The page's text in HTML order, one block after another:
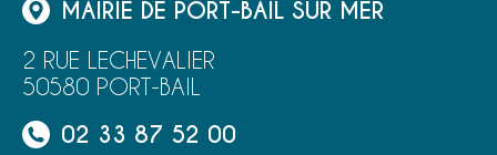
MAIRIE DE PORT-BAIL SUR MER
2 RUE LECHEVALIER
50580 PORT-BAIL
02 33 87 52 00